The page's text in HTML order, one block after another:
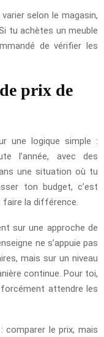
selon le magasin,
tu achètes un meuble
de vérifier les
prix de
une logique simple :
l’année, avec des
une situation où tu
ton budget, c’est
la différence.
sur une approche de
ne s’appuie pas
mais sur un niveau
continue. Pour toi,
attendre les
le prix, mais